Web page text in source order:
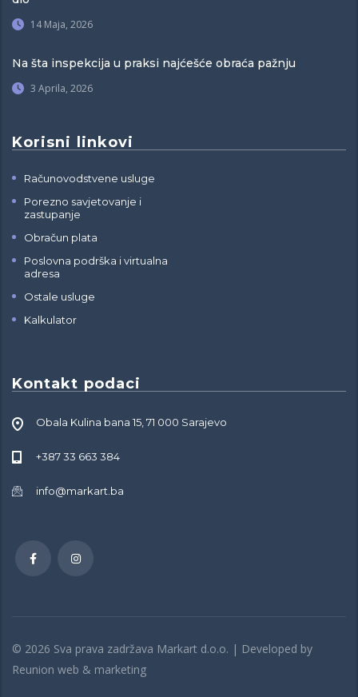
14 Maja, 2026
Na šta inspekcija u praksi najćešće obraća pažnju
3 Aprila, 2026
Korisni linkovi
Računovodstvene usluge
Porezno savjetovanje i
zastupanje
Obračun plata
Poslovna podrška i virtualna
adresa
Ostale usluge
Kalkulator
Kontakt podaci
Obala Kulina bana 15, 71 000 Sarajevo
+387 33 663 384
info@markart.ba
© 2026 Sva prava zadržava Markart d.o.o. | Developed by
Reunion web & marketing